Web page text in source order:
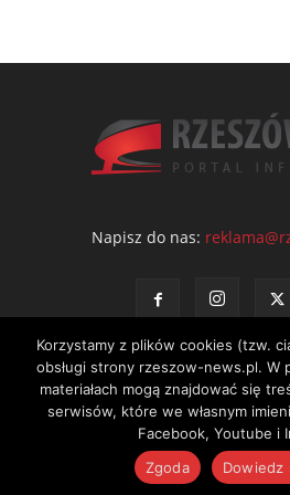
Napisz do nas:
Kontakt Polityka prywatności
© NEWS Sp. z o.o. - wydawca portalu
zastrzeżone. Tel.: 601
Korzystamy z plików cookies (tzw.
obsługi strony rzeszow-news.pl. W
materiałach mogą znajdować się
serwisów, które we własnym
Facebook, Youtube i
Zgoda
Dowiedz